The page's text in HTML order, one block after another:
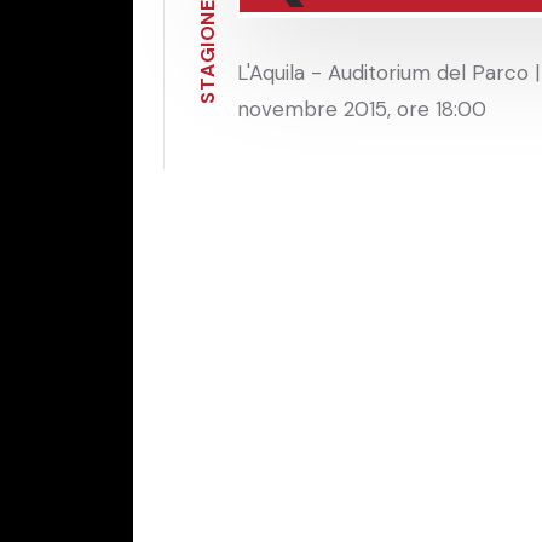
S
T
A
G
I
O
N
E
L'Aquila - Auditorium del Parco
novembre 2015, ore 18:00